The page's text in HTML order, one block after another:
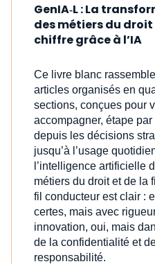
GenIA‑L : La
des métiers du droit
chiffre grâce à l’IA
Ce livre blanc
articles organisés en
sections, conçues pour
accompagner, étape par
depuis les décisions
jusqu’à l’usage
l’intelligence artificielle
métiers du droit et de la
fil conducteur est clair :
certes, mais avec
innovation, oui, mais
de la confidentialité et
responsabilité.